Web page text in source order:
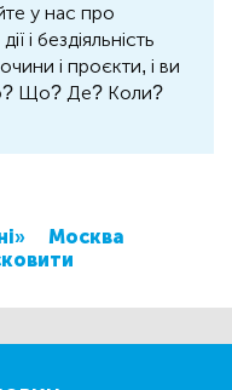
у нас про
і бездіяльність
і проєкти, і ви
Що? Де? Коли?
Москва